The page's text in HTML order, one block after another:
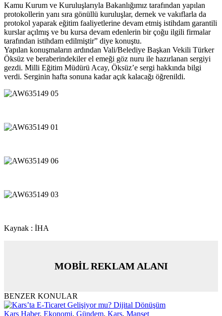
Kamu Kurum ve Kuruluşlarıyla Bakanlığımız tarafından yapılan
protokollerin yanı sıra gönüllü kuruluşlar, dernek ve vakıflarla da
protokol yaparak eğitim faaliyetlerine devam etmiş istihdam garantili
kurslar açılmış ve bu kursa devam edenlerin bir çoğu ilgili firmalar
tarafından istihdam edilmiştir” diye konuştu.
Yapılan konuşmaların ardından Vali/Belediye Başkan Vekili Türker
Öksüz ve beraberindekiler el emeği göz nuru ile hazırlanan sergiyi
gezdi. Milli Eğitim Müdürü Acay, Öksüz’e sergi hakkında bilgi
verdi. Serginin hafta sonuna kadar açık kalacağı öğrenildi.
Kaynak : İHA
MOBİL REKLAM ALANI
BENZER KONULAR
Kars Haber, Ekonomi, Gündem, Kars, Manşet